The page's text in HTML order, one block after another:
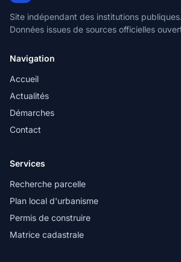
Site indépendant des institutions publiques.
Données issues de sources officielles
Navigation
Accueil
Actualités
Démarches
Contact
Services
Recherche parcelle
Plan local d'urbanisme
Permis de construire
Matrice cadastrale